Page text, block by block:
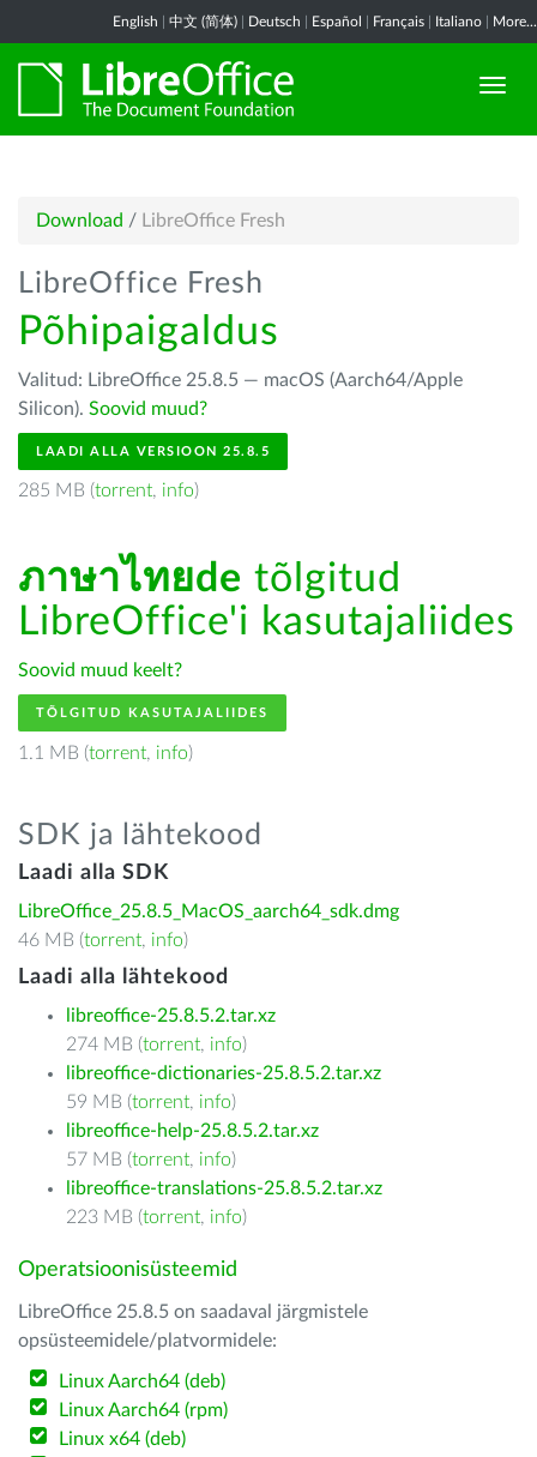
English 中文 (简体) Deutsch Español Français Italiano More...
Download / LibreOffice Fresh
LibreOffice Fresh
Põhipaigaldus
Valitud: LibreOffice 25.8.5 — macOS (Aarch64/Apple
Silicon). Soovid muud?
LAADI ALLA VERSIOON 25.8.5
285 MB (torrent, info)
ภาษาไทยde tõlgitud
LibreOffice'i kasutajaliides
Soovid muud keelt?
TÕLGITUD KASUTAJALIIDES
1.1 MB (torrent, info)
SDK ja lähtekood
Laadi alla SDK
LibreOffice_25.8.5_MacOS_aarch64_sdk.dmg
46 MB (torrent, info)
Laadi alla lähtekood
libreoffice-25.8.5.2.tar.xz
274 MB (torrent, info)
libreoffice-dictionaries-25.8.5.2.tar.xz
59 MB (torrent, info)
libreoffice-help-25.8.5.2.tar.xz
57 MB (torrent, info)
libreoffice-translations-25.8.5.2.tar.xz
223 MB (torrent, info)
Operatsioonisüsteemid
LibreOffice 25.8.5 on saadaval järgmistele
opsüsteemidele/platvormidele:
Linux Aarch64 (deb)
Linux Aarch64 (rpm)
Linux x64 (deb)